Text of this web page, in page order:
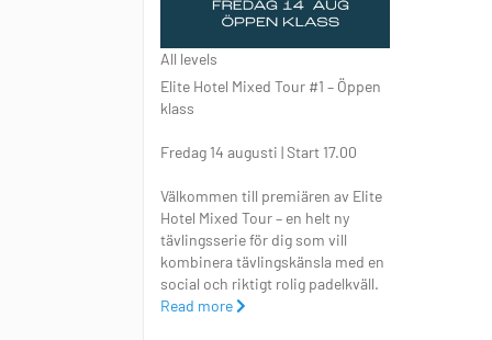
All levels
Elite Hotel Mixed Tour #1 – Öppen
klass
Fredag 14 augusti | Start 17.00
Välkommen till premiären av Elite
Hotel Mixed Tour – en helt ny
tävlingsserie för dig som vill
kombinera tävlingskänsla med en
social och riktigt rolig padelkväll.
Read more